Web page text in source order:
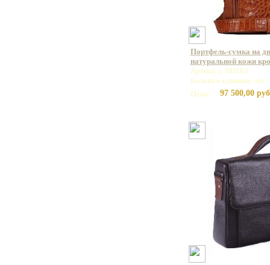
Портфель-сумка на
натуральной кожи
Артикул: ND165
Базовая единица: шт
Цена:
97 500,00